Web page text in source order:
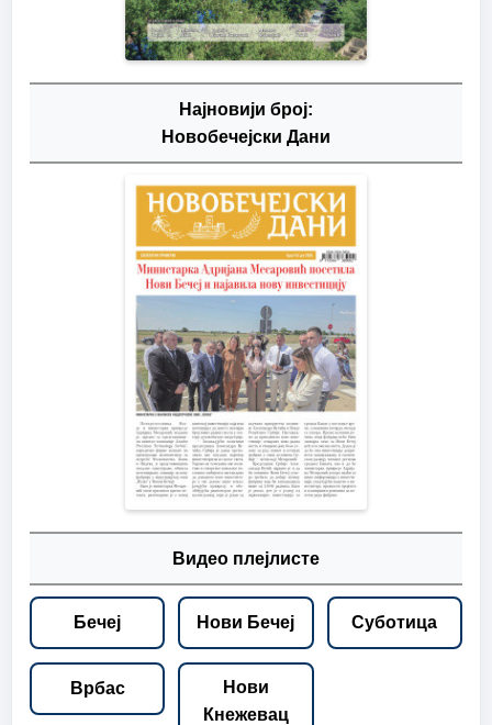
Најновији број:
Новобечејски Дани
Видео плејлисте
Бечеј Нови Бечеј Суботица
Врбас
Нови
Кнежевац